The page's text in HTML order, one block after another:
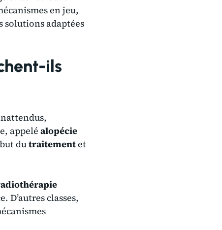
en jeu,
solutions adaptées
ils
appeléalopécie
dutraitementet
D’autres classes,